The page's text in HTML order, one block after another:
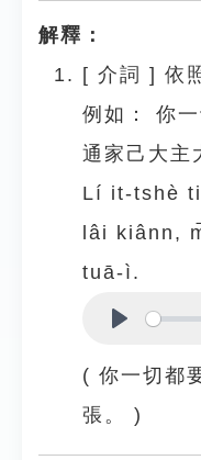
解釋：
[ 介詞 ] 依
例如：
你
通家己大主
Lí it-tshè
lâi kiânn,
tuā-ì.
( 你一切都
張。 )